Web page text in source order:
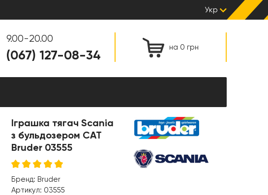
Укр
на 0 грн
9.00-20.00
(067) 127-08-34
Іграшка тягач Scania
з бульдозером CAT
Bruder 03555
Бренд: Bruder
Артикул: 03555